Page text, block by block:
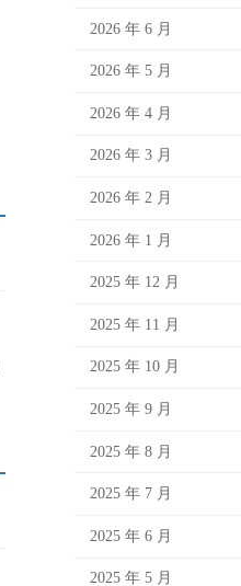
2026 年 6 月
2026 年 5 月
2026 年 4 月
2026 年 3 月
2026 年 2 月
2026 年 1 月
2025 年 12 月
2025 年 11 月
2025 年 10 月
2025 年 9 月
2025 年 8 月
2025 年 7 月
2025 年 6 月
2025 年 5 月